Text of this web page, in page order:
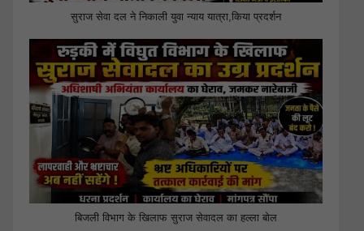
सुराज सेवा दल ने निकाली युवा न्याय यात्रा,किया प्रदर्शन
बिजली विभाग के खिलाफ सुराज सेवादल का हल्ला बोल